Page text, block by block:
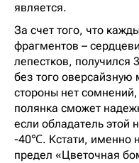
является.
За счет того, что
фрагментов –
лепестков, получился
без того
стороны нет
полянка сможет
если обладатель этой
-40℃. Кстати, именно
предел «Цветочная